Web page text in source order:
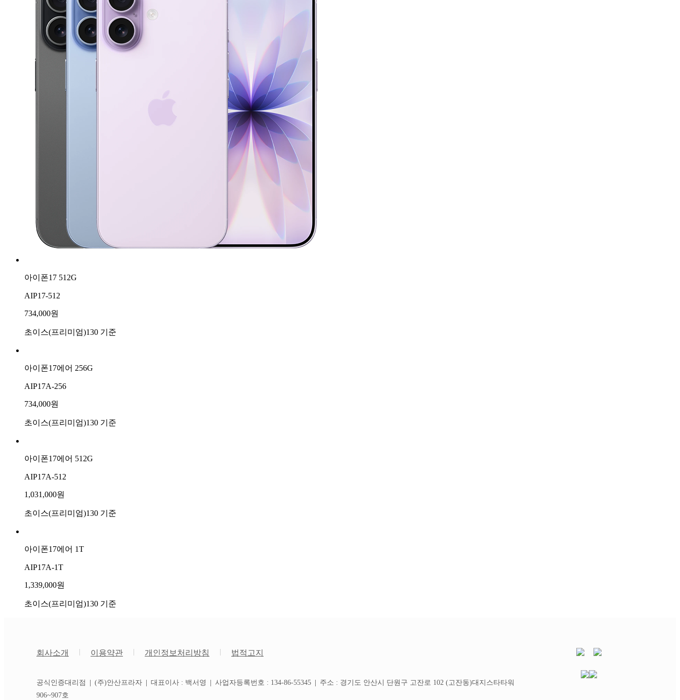
아이폰17 512G
AIP17-512
734,000원
초이스(프리미엄)130 기준
아이폰17에어 256G
AIP17A-256
734,000원
초이스(프리미엄)130 기준
아이폰17에어 512G
AIP17A-512
1,031,000원
초이스(프리미엄)130 기준
아이폰17에어 1T
AIP17A-1T
1,339,000원
초이스(프리미엄)130 기준
회사소개 | 이용약관 | 개인정보처리방침 | 법적고지
공식인증대리점 | (주)안산프라자 | 대표이사 : 백서영 | 사업자등록번호 : 134-86-55345 | 주소 : 경기도 안산시 단원구 고잔로 102 (고잔동)대지스타타워
906~907호